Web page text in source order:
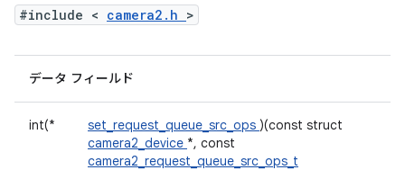
#include < camera2.h >
データ フィールド
int(* set_request_queue_src_ops )(const struct
camera2_device *, const
camera2_request_queue_src_ops_t